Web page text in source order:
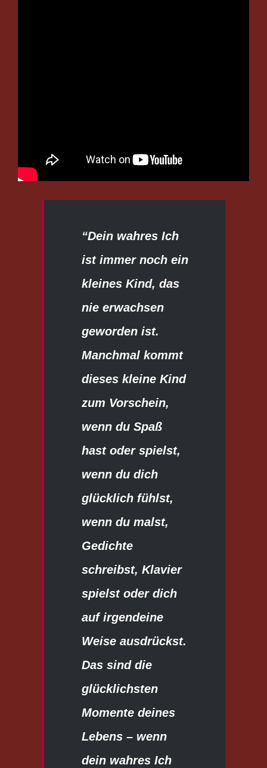
“Dein wahres Ich
ist immer noch ein
kleines Kind, das
nie erwachsen
geworden ist.
Manchmal kommt
dieses kleine Kind
zum Vorschein,
wenn du Spaß
hast oder spielst,
wenn du dich
glücklich fühlst,
wenn du malst,
Gedichte
schreibst, Klavier
spielst oder dich
auf irgendeine
Weise ausdrückst.
Das sind die
glücklichsten
Momente deines
Lebens – wenn
dein wahres Ich